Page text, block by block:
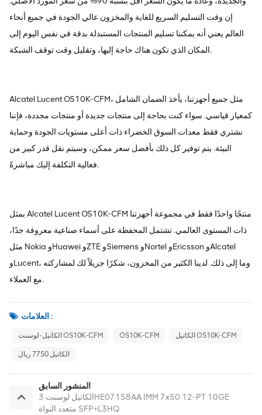
إن وقت التسليم السريع للغاية والمخزون عالي الجودة في جميع أنحاء
العالم يعني أنه يمكننا تسليم المنتجات المستبدلة بدقة في نفس اليوم إلى
المكان الذي تكون هناك حاجة إليها، وتقليل وقت توقف الشبكة.
Alcatel Lucent OS10K-CFM، مثل جميع أجهزتنا، يأخذ الضمان الشامل
كمعيار قياسي. سواء كنت بحاجة إلى منتجات جديدة أو منتجات مجددة، فإننا
نشتري فقط معدات السوق الخضراء ذات أعلى مستويات الجودة وحماية
البيئة. يتم توفير كل ذلك بأفضل سعر ممكن، وسيتم نقل قدر كبير من
فعالية التكلفة إليك مباشرةً.
يمثل Alcatel Lucent OS10K-CFM منتجًا واحدًا فقط في مجموعة أجهزتنا
ذات المستوى العالمي. تشتمل المحفظة على أسماء صناعية معروفة جدًا،
مثل Nokia وHuawei وZTE وSiemens وNortel وEricsson وAlcatel
وLucent، وما إلى ذلك. لدينا الكثير من المخزون، شكرًا جزيلاً لك لمشاركته
مع العملاء.
العلامات :
الكاتيل-لوسنت OS10K-CFM OS10K-CFM الكاتيل OS10K-CFM
الكاتيل 7750 ريال
المنشور السابق
الكاتيل لوسنت 3HE07158AA IMM 7x50 12-PT 10GE
متعدد النواة SFP+L3HQ